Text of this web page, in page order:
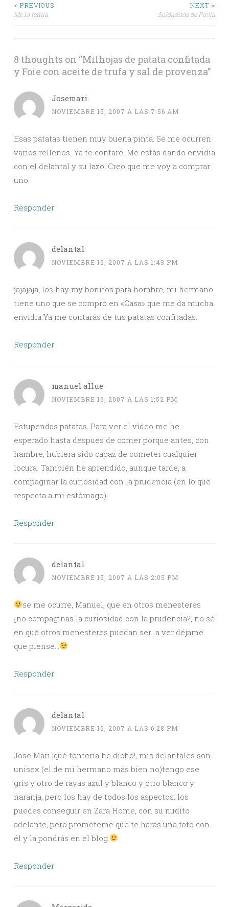
Post
< PREVIOUS
Me lo temía
NEXT >
Soldaditos de Pavía
8 thoughts on “Milhojas de patata confitada
y Foie con aceite de trufa y sal de provenza”
Josemari
NOVIEMBRE 15, 2007 A LAS 7:56 AM
Esas patatas tienen muy buena pinta. Se me ocurren
varios rellenos. Ya te contaré. Me estás dando envidia
con el delantal y su lazo. Creo que me voy a comprar
uno.
Responder
delantal
NOVIEMBRE 15, 2007 A LAS 1:43 PM
jajajaja, los hay my bonitos para hombre, mi hermano
tiene uno que se compró en «Casa» que me da mucha
envidia.Ya me contarás de tus patatas confitadas.
Responder
manuel allue
NOVIEMBRE 15, 2007 A LAS 1:52 PM
Estupendas patatas. Para ver el vídeo me he
esperado hasta después de comer porque antes, con
hambre, hubiera sido capaz de cometer cualquier
locura. También he aprendido, aunque tarde, a
compaginar la curiosidad con la prudencia (en lo que
respecta a mi estómago).
Responder
delantal
NOVIEMBRE 15, 2007 A LAS 2:05 PM
se me ocurre, Manuel, que en otros menesteres
¿no compaginas la curiosidad con la prudencia?, no sé
en qué otros menesteres puedan ser…a ver déjame
que piense…
Responder
delantal
NOVIEMBRE 15, 2007 A LAS 6:28 PM
Jose Mari ¡qué tontería he dicho!, mis delantales son
unisex (el de mi hermano más bien no)tengo ese
gris y otro de rayas azul y blanco y otro blanco y
naranja, pero los hay de todos los aspectos; los
puedes conseguir en Zara Home, con su nudito
adelante, pero prométeme que te harás una foto con
él y la pondrás en el blog.
Responder